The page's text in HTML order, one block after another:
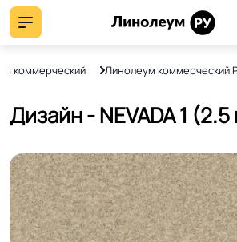
коммерческий Линолеум коммерческий
Дизайн - NEVADA 1